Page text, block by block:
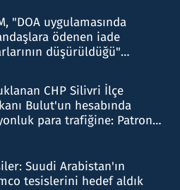
"DOA uygulamasında
ödenen iade
düşürüldüğü"
CHP Silivri İlçe
Bulut'un hesabında
para trafiğine: Patron
Suudi Arabistan'ın
tesislerini hedef aldık